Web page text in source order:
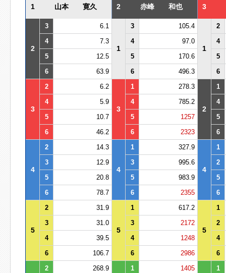
1 山本 寛久 2 赤峰 和也 3
2
3 6.1
1
3 105.4
1
2
4
7.3 4 97.0
4
5
12.5 5 170.6
5
6
63.9 6 496.3 6
3
2 6.2
3
1 278.3
2
1
4
5.9 4 785.2
4
5
10.7 5 1257
5
6
46.2 6 2323 6
4
2 14.3
4
1 327.9
4
1
3
12.9 3 995.6
2
5
20.8 5 983.9
5
6
78.7 6 2355 6
5
2 31.9
5
1 617.2
5
1
3
31.0 3 2172
2
4
39.5 4 1248
4
6
106.7 6 2986 6
2 268.9 1 1405
1